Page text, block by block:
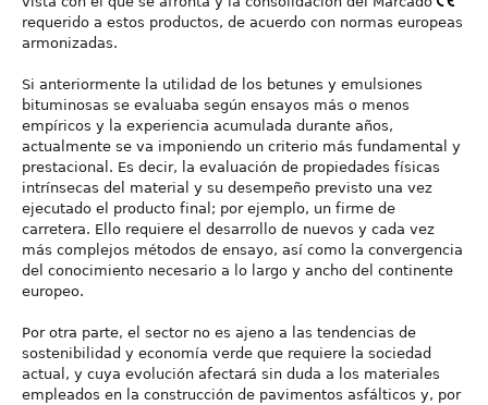
requerido a estos productos, de acuerdo con normas europeas
armonizadas.
Si anteriormente la utilidad de los betunes y emulsiones
bituminosas se evaluaba según ensayos más o menos
empíricos y la experiencia acumulada durante años,
actualmente se va imponiendo un criterio más fundamental y
prestacional. Es decir, la evaluación de propiedades físicas
intrínsecas del material y su desempeño previsto una vez
ejecutado el producto final; por ejemplo, un firme de
carretera. Ello requiere el desarrollo de nuevos y cada vez
más complejos métodos de ensayo, así como la convergencia
del conocimiento necesario a lo largo y ancho del continente
europeo.
Por otra parte, el sector no es ajeno a las tendencias de
sostenibilidad y economía verde que requiere la sociedad
actual, y cuya evolución afectará sin duda a los materiales
empleados en la construcción de pavimentos asfálticos y, por